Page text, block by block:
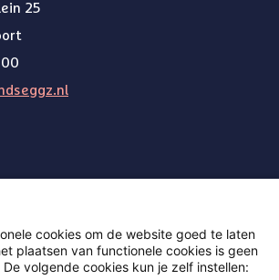
25
00
cookies om de website goed te laten
plaatsen van functionele cookies is geen
volgende cookies kun je zelf instellen: